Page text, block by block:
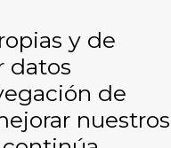
y de
datos
de
nuestros